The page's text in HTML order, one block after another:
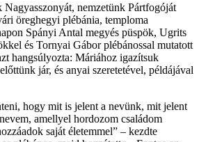
nemzetünk Pártfogóját
öreghegyi plébánia, temploma
Spányi Antal megyés püspök, Ugrits
és Tornyai Gábor plébánossal mutatott
hangsúlyozta: Máriához igazítsuk
jár, és anyai szeretetével, példájával
hogy mit is jelent a nevünk, mit jelent
amellyel hordozom családom
saját életemmel” – kezdte